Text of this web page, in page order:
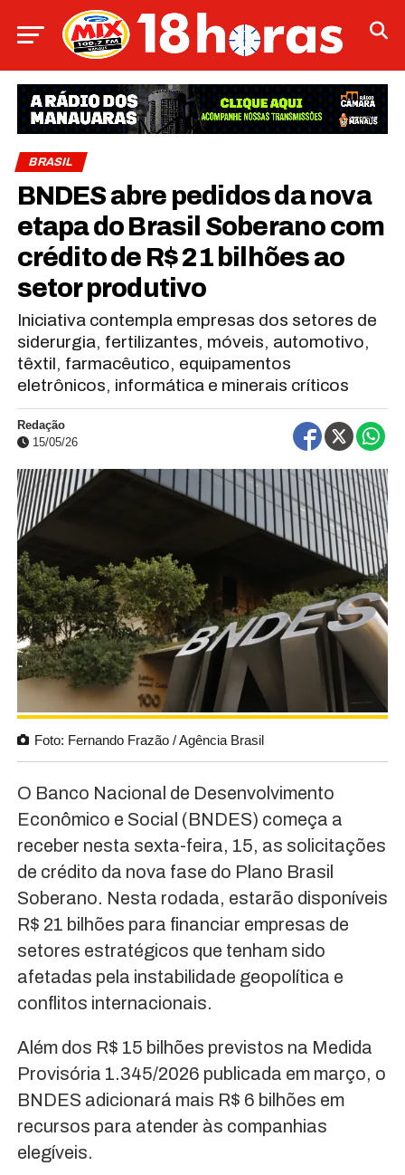
BRASIL
BNDES abre pedidos da nova
etapa do Brasil Soberano com
crédito de R$ 21 bilhões ao
setor produtivo
Iniciativa contempla empresas dos setores de
siderurgia, fertilizantes, móveis, automotivo,
têxtil, farmacêutico, equipamentos
eletrônicos, informática e minerais críticos
Redação
15/05/26
Foto: Fernando Frazão / Agência Brasil
O Banco Nacional de Desenvolvimento
Econômico e Social (BNDES) começa a
receber nesta sexta-feira, 15, as solicitações
de crédito da nova fase do Plano Brasil
Soberano. Nesta rodada, estarão disponíveis
R$ 21 bilhões para financiar empresas de
setores estratégicos que tenham sido
afetadas pela instabilidade geopolítica e
conflitos internacionais.
Além dos R$ 15 bilhões previstos na Medida
Provisória 1.345/2026 publicada em março, o
BNDES adicionará mais R$ 6 bilhões em
recursos para atender às companhias
elegíveis.